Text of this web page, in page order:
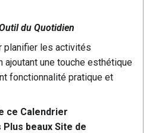
du Quotidien
planifier les activités
ajoutant une touche esthétique
fonctionnalité pratique et
ce Calendrier
beaux Site de